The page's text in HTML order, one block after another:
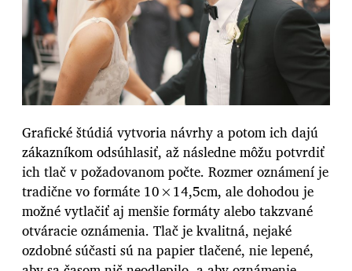
Grafické štúdiá vytvoria návrhy a potom ich dajú
zákazníkom odsúhlasiť, až následne môžu potvrdiť
ich tlač v požadovanom počte. Rozmer oznámení je
tradične vo formáte 10×14,5cm, ale dohodou je
možné vytlačiť aj menšie formáty alebo takzvané
otváracie oznámenia. Tlač je kvalitná, nejaké
ozdobné súčasti sú na papier tlačené, nie lepené,